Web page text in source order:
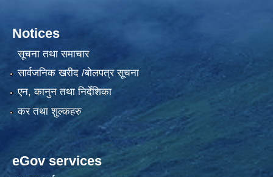
Notices
सूचना तथा समाचार
सार्वजनिक खरीद /बोलपत्र सूचना
एन, कानुन तथा निर्देशिका
कर तथा शुल्कहरु
eGov services